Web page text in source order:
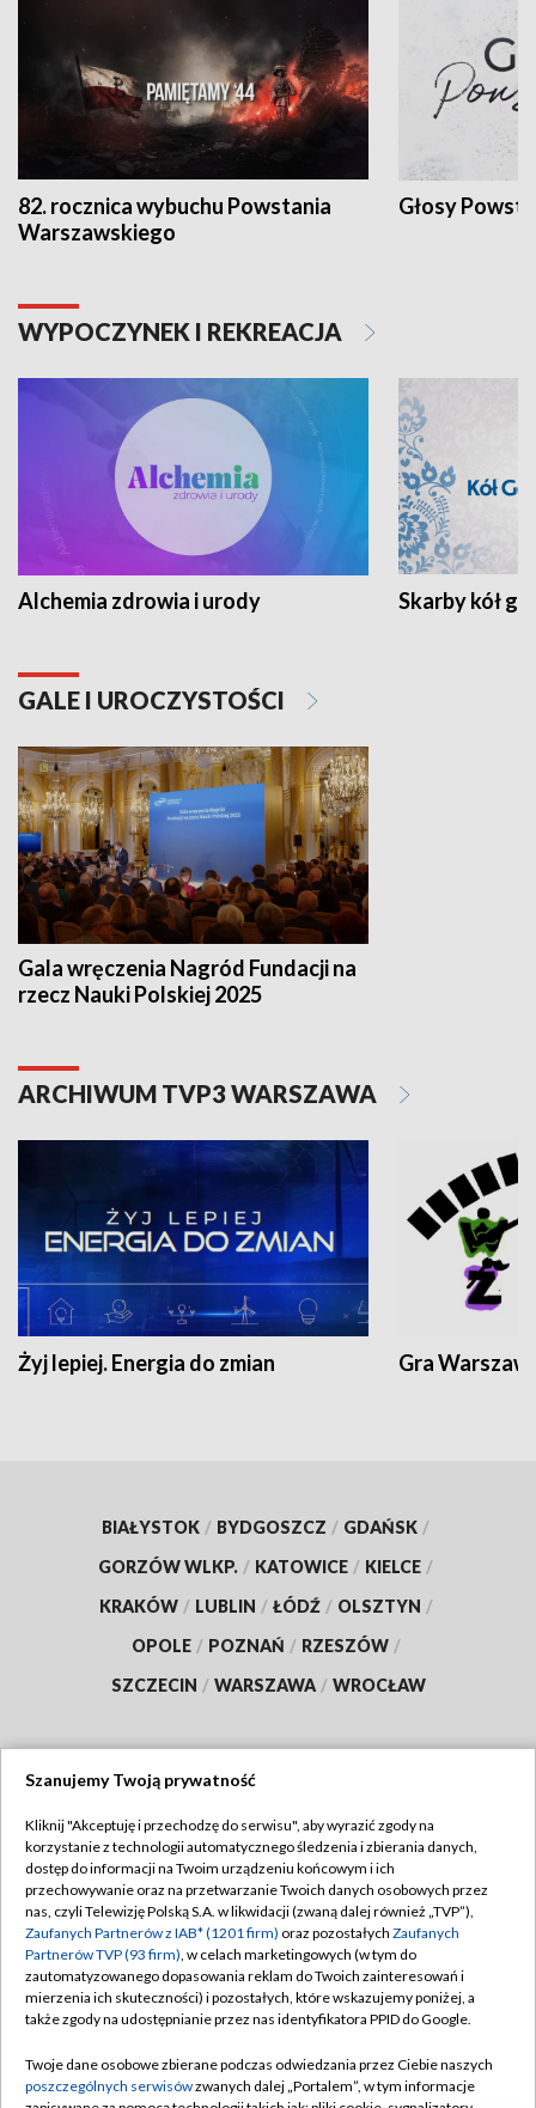
82. rocznica wybuchu Powstania
Warszawskiego
Głosy
WYPOCZYNEK I REKREACJA
Alchemia zdrowia i urody Skarby kół
GALE I UROCZYSTOŚCI
Gala wręczenia Nagród Fundacji na
rzecz Nauki Polskiej 2025
ARCHIWUM TVP3 WARSZAWA
Żyj lepiej. Energia do zmian Gra
BIAŁYSTOK / BYDGOSZCZ / GDAŃSK /
GORZÓW WLKP. / KATOWICE / KIELCE /
KRAKÓW / LUBLIN / ŁÓDŹ / OLSZTYN /
OPOLE / POZNAŃ / RZESZÓW /
SZCZECIN / WARSZAWA / WROCŁAW
TVP
Abonament TVP
Emisja w TVP
Centrum informacji TVP
Naziemna Telewizja Cyfrowa
Rada Programowa
Regulamin TVP
Polityka prywatności
Moje zgody
Pomoc
Kontakt
Szanujemy Twoją prywatność
Kliknij "Akceptuję i przechodzę do serwisu", aby wyrazić zgody na
korzystanie z technologii automatycznego śledzenia i zbierania danych,
dostęp do informacji na Twoim urządzeniu końcowym i ich
przechowywanie oraz na przetwarzanie Twoich danych osobowych przez
nas, czyli Telewizję Polską S.A. w likwidacji (zwaną dalej również „TVP”),
Zaufanych Partnerów z IAB* (1201 firm) oraz pozostałych Zaufanych
Partnerów TVP (93 firm), w celach marketingowych (w tym do
zautomatyzowanego dopasowania reklam do Twoich zainteresowań i
mierzenia ich skuteczności) i pozostałych, które wskazujemy poniżej, a
także zgody na udostępnianie przez nas identyfikatora PPID do Google.
Twoje dane osobowe zbierane podczas odwiedzania przez Ciebie naszych
poszczególnych serwisówzwanych dalej „Portalem”, w tym informacje